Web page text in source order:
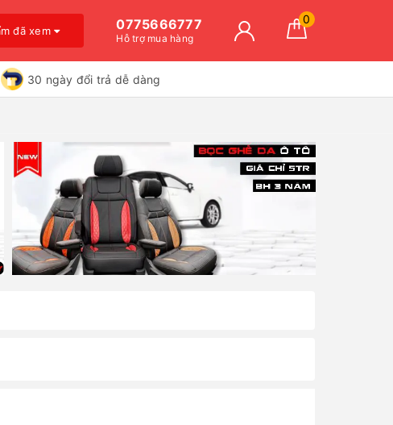
đã xem 0775666777
Hỗ trợ mua hàng
0
30 ngày đổi trả dễ dàng